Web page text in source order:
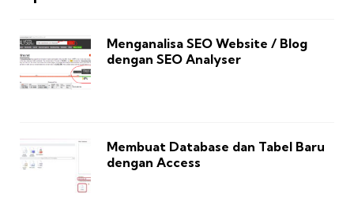
Menganalisa SEO Website / Blog
dengan SEO Analyser
Membuat Database dan Tabel Baru
dengan Access